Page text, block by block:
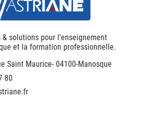
& solutions pour l'enseignement
et la formation professionnelle.
Saint Maurice- 04100-Manosque
80